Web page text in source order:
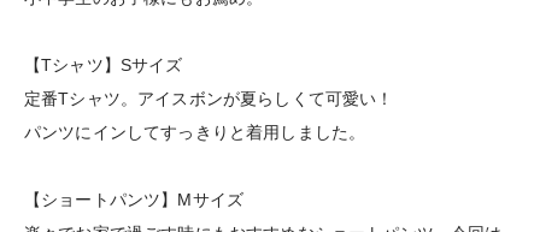
【Tシャツ】Sサイズ
定番Tシャツ。アイスボンが夏らしくて可愛い！
パンツにインしてすっきりと着用しました。
【ショートパンツ】Mサイズ